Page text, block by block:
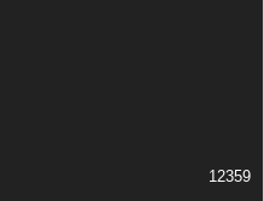
12359